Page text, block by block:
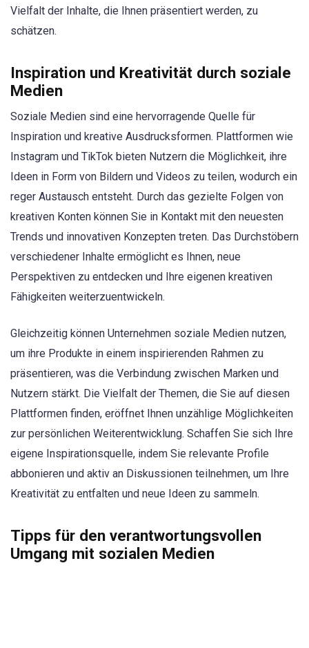
Vielfalt der Inhalte, die Ihnen präsentiert werden, zu
schätzen.
Inspiration und Kreativität durch soziale
Medien
Soziale Medien sind eine hervorragende Quelle für
Inspiration und kreative Ausdrucksformen. Plattformen wie
Instagram und TikTok bieten Nutzern die Möglichkeit, ihre
Ideen in Form von Bildern und Videos zu teilen, wodurch ein
reger Austausch entsteht. Durch das gezielte Folgen von
kreativen Konten können Sie in Kontakt mit den neuesten
Trends und innovativen Konzepten treten. Das Durchstöbern
verschiedener Inhalte ermöglicht es Ihnen, neue
Perspektiven zu entdecken und Ihre eigenen kreativen
Fähigkeiten weiterzuentwickeln.
Gleichzeitig können Unternehmen soziale Medien nutzen,
um ihre Produkte in einem inspirierenden Rahmen zu
präsentieren, was die Verbindung zwischen Marken und
Nutzern stärkt. Die Vielfalt der Themen, die Sie auf diesen
Plattformen finden, eröffnet Ihnen unzählige Möglichkeiten
zur persönlichen Weiterentwicklung. Schaffen Sie sich Ihre
eigene Inspirationsquelle, indem Sie relevante Profile
abbonieren und aktiv an Diskussionen teilnehmen, um Ihre
Kreativität zu entfalten und neue Ideen zu sammeln.
Tipps für den verantwortungsvollen
Umgang mit sozialen Medien